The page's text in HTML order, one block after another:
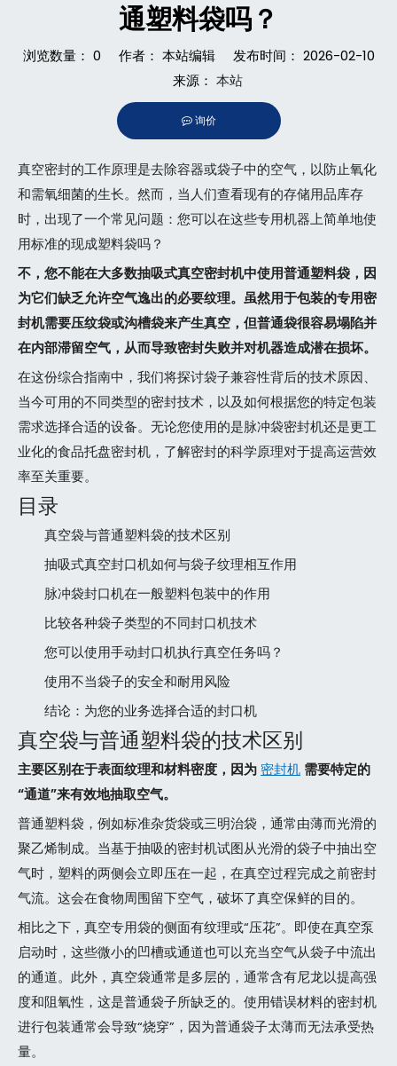
通塑料袋吗？
浏览数量： 0 作者： 本站编辑 发布时间： 2026-02-10
来源： 本站
询价
真空密封的工作原理是去除容器或袋子中的空气，以防止氧化
和需氧细菌的生长。然而，当人们查看现有的存储用品库存
时，出现了一个常见问题：您可以在这些专用机器上简单地使
用标准的现成塑料袋吗？
不，您不能在大多数抽吸式真空密封机中使用普通塑料袋，因
为它们缺乏允许空气逸出的必要纹理。虽然用于包装的专用密
封机需要压纹袋或沟槽袋来产生真空，但普通袋很容易塌陷并
在内部滞留空气，从而导致密封失败并对机器造成潜在损坏。
在这份综合指南中，我们将探讨袋子兼容性背后的技术原因、
当今可用的不同类型的密封技术，以及如何根据您的特定包装
需求选择合适的设备。无论您使用的是脉冲袋密封机还是更工
业化的食品托盘密封机，了解密封的科学原理对于提高运营效
率至关重要。
目录
真空袋与普通塑料袋的技术区别
抽吸式真空封口机如何与袋子纹理相互作用
脉冲袋封口机在一般塑料包装中的作用
比较各种袋子类型的不同封口机技术
您可以使用手动封口机执行真空任务吗？
使用不当袋子的安全和耐用风险
结论：为您的业务选择合适的封口机
真空袋与普通塑料袋的技术区别
主要区别在于表面纹理和材料密度，因为 密封机 需要特定的
“通道”来有效地抽取空气。
普通塑料袋，例如标准杂货袋或三明治袋，通常由薄而光滑的
聚乙烯制成。当基于抽吸的密封机试图从光滑的袋子中抽出空
气时，塑料的两侧会立即压在一起，在真空过程完成之前密封
气流。这会在食物周围留下空气，破坏了真空保鲜的目的。
相比之下，真空专用袋的侧面有纹理或“压花”。即使在真空泵
启动时，这些微小的凹槽或通道也可以充当空气从袋子中流出
的通道。此外，真空袋通常是多层的，通常含有尼龙以提高强
度和阻氧性，这是普通袋子所缺乏的。使用错误材料的密封机
进行包装通常会导致“烧穿”，因为普通袋子太薄而无法承受热
量。